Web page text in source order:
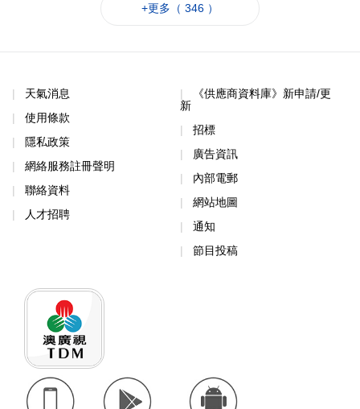
+更多（ 346 ）
天氣消息
使用條款
隱私政策
網絡服務註冊聲明
聯絡資料
人才招聘
《供應商資料庫》新申請/更
新
招標
廣告資訊
內部電郵
網站地圖
通知
節目投稿